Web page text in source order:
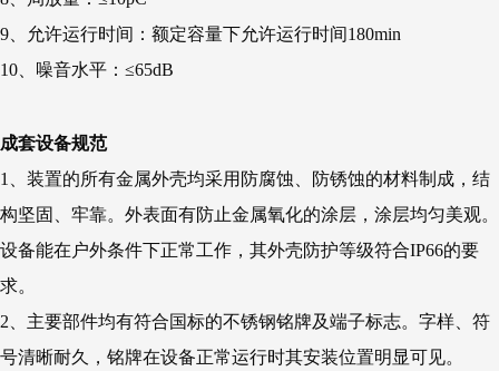
9、允许运行时间：额定容量下允许运行时间180min
10、噪音水平：≤65dB
成套设备规范
1、装置的所有金属外壳均采用防腐蚀、防锈蚀的材料制成，结
构坚固、牢靠。外表面有防止金属氧化的涂层，涂层均匀美观。
设备能在户外条件下正常工作，其外壳防护等级符合IP66的要
求。
2、主要部件均有符合国标的不锈钢铭牌及端子标志。字样、符
号清晰耐久，铭牌在设备正常运行时其安装位置明显可见。